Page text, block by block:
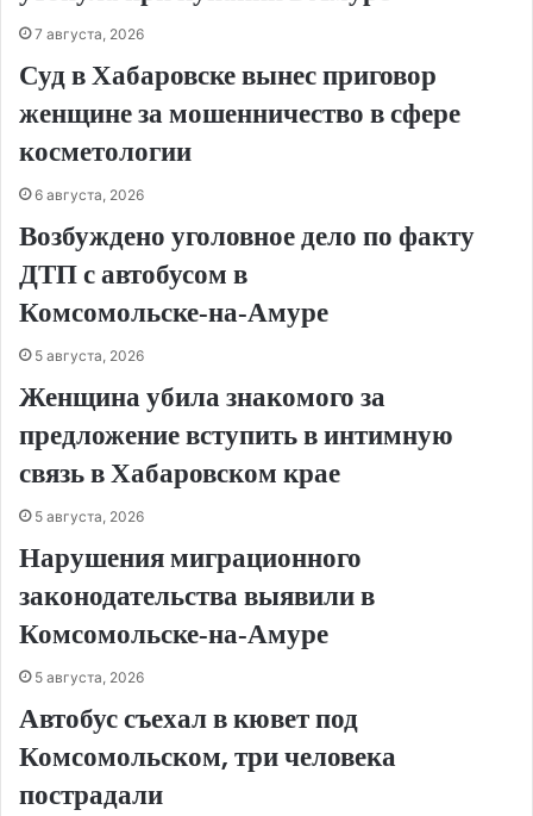
7 августа, 2026
Суд в Хабаровске вынес приговор
женщине за мошенничество в сфере
косметологии
6 августа, 2026
Возбуждено уголовное дело по факту
ДТП с автобусом в
Комсомольске‑на‑Амуре
5 августа, 2026
Женщина убила знакомого за
предложение вступить в интимную
связь в Хабаровском крае
5 августа, 2026
Нарушения миграционного
законодательства выявили в
Комсомольске‑на‑Амуре
5 августа, 2026
Автобус съехал в кювет под
Комсомольском, три человека
пострадали